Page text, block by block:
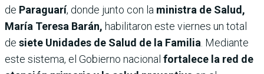
de Paraguarí, donde junto con la ministra de Salud,
María Teresa Barán, habilitaron este viernes un total
de siete Unidades de Salud de la Familia . Mediante
este sistema, el Gobierno nacional fortalece la red de